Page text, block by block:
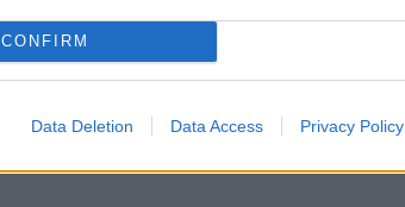
CONFIRM
Data Deletion Data Access Privacy Policy
Épidémie de méningite : tout ce qu’il
faut savoir pour s’en protéger selon un
médecin